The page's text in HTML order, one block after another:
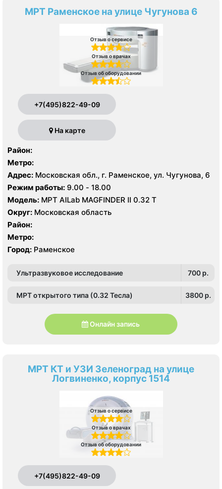
МРТ Раменское на улице Чугунова 6
Отзыв о сервисе
Отзыв о врачах
Отзыв об оборудовании
+7(495)822-49-09
На карте
Район:
Метро:
Адрес: Московская обл., г. Раменское, ул. Чугунова, 6
Режим работы: 9.00 - 18.00
Модель: МРТ AILab MAGFINDER II 0.32 Т
Округ: Московская область
Район:
Метро:
Город: Раменское
Ультразвуковое исследование 700 p.
МРТ открытого типа (0.32 Тесла) 3800 p.
Онлайн запись
МРТ КТ и УЗИ Зеленоград на улице
Логвиненко, корпус 1514
Отзыв о сервисе
Отзыв о врачах
Отзыв об оборудовании
+7(495)822-49-09